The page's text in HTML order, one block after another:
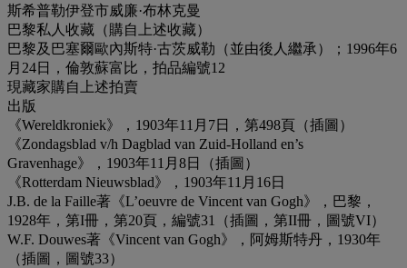
斯希普勒伊登市威廉·布林克曼
巴黎私人收藏（購自上述收藏）
巴黎及巴塞爾歐內斯特·古茨威勒（並由後人繼承）；1996年6
月24日，倫敦蘇富比，拍品編號12
現藏家購自上述拍賣
出版
《Wereldkroniek》，1903年11月7日，第498頁（插圖）
《Zondagsblad v/h Dagblad van Zuid-Holland en’s
Gravenhage》，1903年11月8日（插圖）
《Rotterdam Nieuwsblad》，1903年11月16日
J.B. de la Faille著《L’oeuvre de Vincent van Gogh》，巴黎，
1928年，第I冊，第20頁，編號31（插圖，第II冊，圖號VI）
W.F. Douwes著《Vincent van Gogh》，阿姆斯特丹，1930年
（插圖，圖號33）